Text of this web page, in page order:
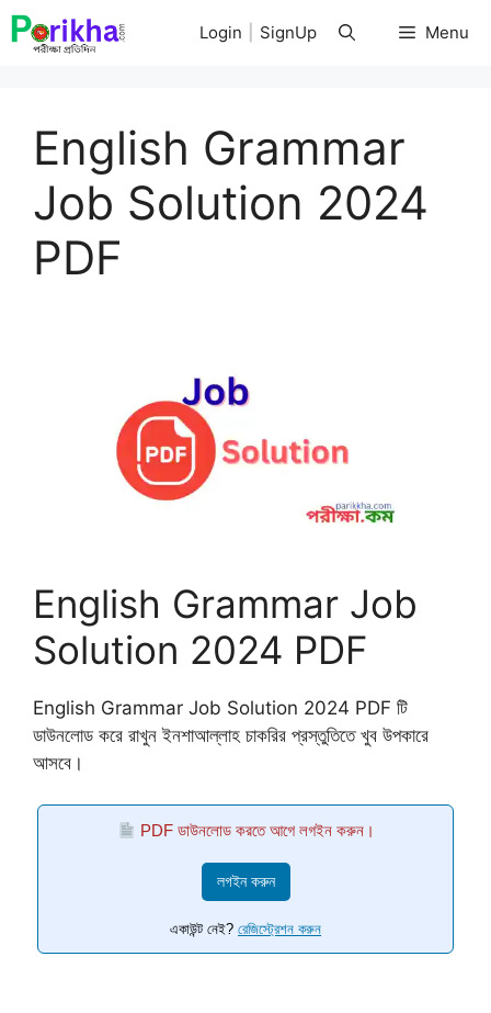
Skip
to
Menu
Login SignUp
English Grammar
Job Solution 2024
PDF
English Grammar Job
Solution 2024 PDF
English Grammar Job Solution 2024 PDF টি
ডাউনলোড করে রাখুন ইনশাআল্লাহ চাকরির প্রস্তুতিতে খুব উপকারে
আসবে।
PDF ডাউনলোড করতে আগে লগইন করুন।
লগইন করুন
একাউন্ট নেই? রেজিস্ট্রেশন করুন